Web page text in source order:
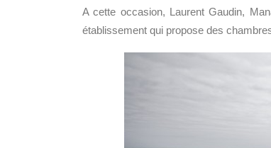
A cette occasion, Laurent Gaudin,
établissement qui propose des